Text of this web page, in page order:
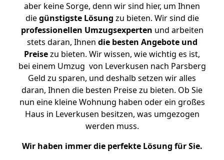
aber keine Sorge, denn wir sind hier, um Ihnen
diegünstigste Lösung zu bieten. Wir sind die
professionellen Umzugsexperten und arbeiten
stets daran, Ihnen die besten Angebote und
Preisezu bieten. Wir wissen, wie wichtig es ist,
bei einem Umzug von Leverkusen nach Parsberg
Geld zu sparen, und deshalb setzen wir alles
daran, Ihnen die besten Preise zu bieten. Ob Sie
nun eine kleine Wohnung haben oder ein großes
Haus in Leverkusen besitzen, was umgezogen
werden muss.
Wir haben immer die perfekte Lösung für Sie.